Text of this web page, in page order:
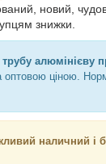
новий,
знижки.
трубу алюмінієву
оптовою ціною.
наличний і